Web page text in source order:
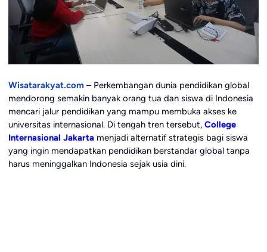
Wisatarakyat.com– Perkembangan dunia pendidikan global
mendorong semakin banyak orang tua dan siswa di Indonesia
mencari jalur pendidikan yang mampu membuka akses ke
universitas internasional. Di tengah tren tersebut, College
Internasional Jakartamenjadi alternatif strategis bagi siswa
yang ingin mendapatkan pendidikan berstandar global tanpa
harus meninggalkan Indonesia sejak usia dini.